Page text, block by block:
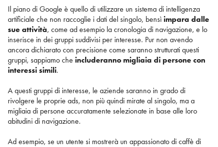
Il piano di Google è quello di utilizzare un sistema di intelligenza
artificiale che non raccoglie i dati del singolo, bensì impara dalle
sue attività, come ad esempio la cronologia di navigazione, e lo
inserisce in dei gruppi suddivisi per interesse. Pur non avendo
ancora dichiarato con precisione come saranno strutturati questi
gruppi, sappiamo che includeranno migliaia di persone con
interessi simili.
A questi gruppi di interesse, le aziende saranno in grado di
rivolgere le proprie ads, non più quindi mirate al singolo, ma a
migliaia di persone accuratamente selezionate in base alle loro
abitudini di navigazione.
Ad esempio, se un utente si mostrerà un appassionato di caffè di